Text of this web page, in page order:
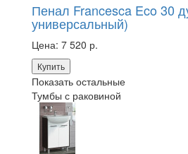
Пенал Francesca Eco 30
универсальный)
Цена: 7 520 р.
Купить
Показать остальные
Тумбы с раковиной